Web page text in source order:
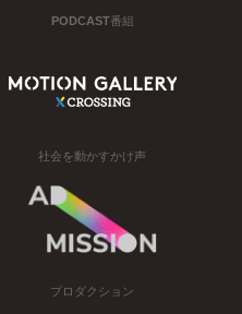
PODCAST番組
社会を動かすかけ声
プロダクション